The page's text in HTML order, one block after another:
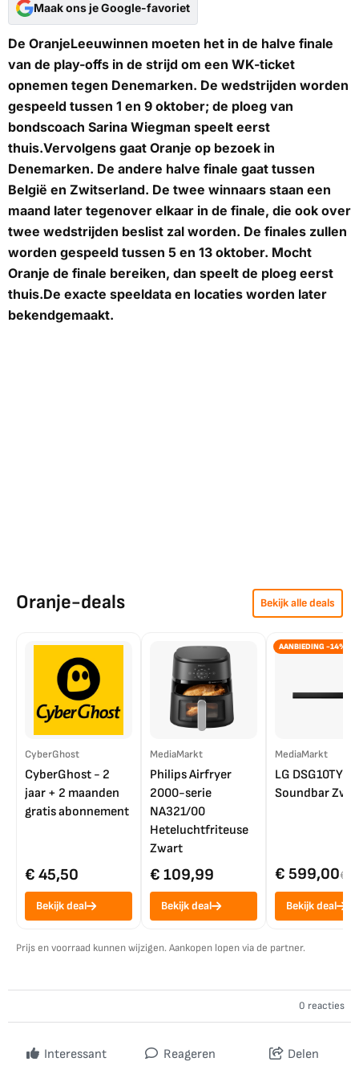
Maak ons je Google-favoriet
De OranjeLeeuwinnen moeten het in de halve finale
van de play-offs in de strijd om een WK-ticket
opnemen tegen Denemarken. De wedstrijden worden
gespeeld tussen 1 en 9 oktober; de ploeg van
bondscoach Sarina Wiegman speelt eerst
thuis.Vervolgens gaat Oranje op bezoek in
Denemarken. De andere halve finale gaat tussen
België en Zwitserland. De twee winnaars staan een
maand later tegenover elkaar in de finale, die ook over
twee wedstrijden beslist zal worden. De finales zullen
worden gespeeld tussen 5 en 13 oktober. Mocht
Oranje de finale bereiken, dan speelt de ploeg eerst
thuis.De exacte speeldata en locaties worden later
bekendgemaakt.
Oranje-deals Bekijk alle deals
CyberGhost
CyberGhost - 2
jaar + 2 maanden
gratis abonnement
€ 45,50
Bekijk deal
MediaMarkt
Philips Airfryer
2000-serie
NA321/00
Heteluchtfriteuse
Zwart
€ 109,99
Bekijk deal
AANBIEDING -14%
MediaMarkt
LG DSG10TY
Soundbar
€ 599,00€
Bekijk deal
Prijs en voorraad kunnen wijzigen. Aankopen lopen via de partner.
0 reacties
Interessant Reageren Delen